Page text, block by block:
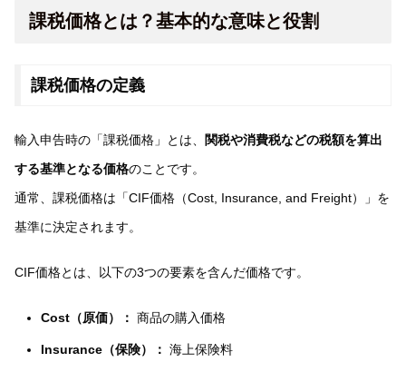
課税価格とは？基本的な意味と役割
課税価格の定義
輸入申告時の「課税価格」とは、
関税や消費税などの税額を算出
する基準となる価格のことです。
通常、課税価格は「CIF価格（Cost, Insurance, and Freight）」を
基準に決定されます。
CIF価格とは、以下の3つの要素を含んだ価格です。
Cost（原価）： 商品の購入価格
Insurance（保険）： 海上保険料